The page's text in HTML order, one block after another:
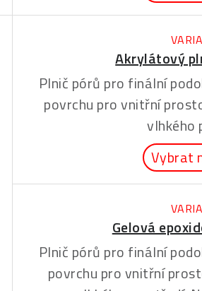
Akrylátový
Plnič pórů pro finální
povrchu pro vnitřní
vlhkého
Vybrat
Gelová
Plnič pórů pro finální
povrchu pro vnitřní